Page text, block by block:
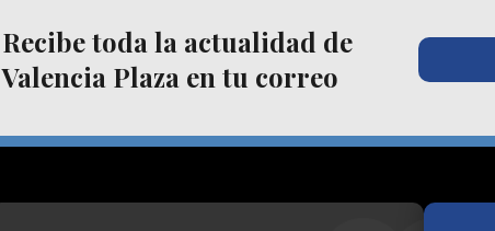
Recibe toda la actualidad de
Valencia Plaza en tu correo